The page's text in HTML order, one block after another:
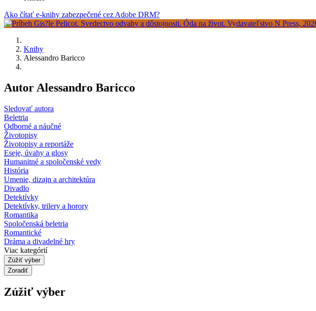
Ako čítať e-knihy zabezpečené cez Adobe DRM?
Knihy
Alessandro Baricco
Autor Alessandro Baricco
Sledovať autora
Beletria
Odborné a náučné
Životopisy
Životopisy a reportáže
Eseje, úvahy a glosy
Humanitné a spoločenské vedy
História
Umenie, dizajn a architektúra
Divadlo
Detektívky
Detektívky, trilery a horory
Romantika
Spoločenská beletria
Romantické
Dráma a divadelné hry
Viac kategórií
Zúžiť výber
Zoradiť
Zúžiť výber